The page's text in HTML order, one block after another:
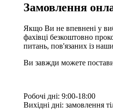
Замовлення
Якщо Ви не впевнені у
фахівці безкоштовно
питань, пов'язаних із
Ви завжди можете
Робочі дні: 9:00-18:00
Вихідні дні: замовлення